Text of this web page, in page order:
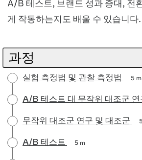
A/B 테스트, 브랜드 성과 증대, 전
게 작동하는지도 배울 수 있습니다.
과정
실험 측정법 및 관찰 측정법 5 m
A/B 테스트 대 무작위 대조군 연
무작위 대조군 연구 및 대조군
A/B 테스트 5 m